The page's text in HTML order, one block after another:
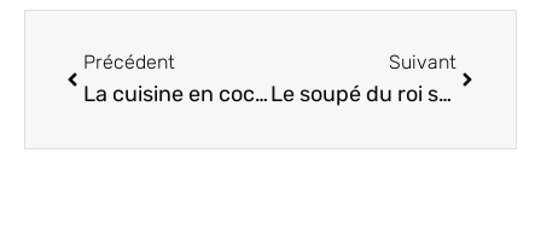
Précédent
La cuisine en cocotte minute
Suivant
Le soupé du roi soleil